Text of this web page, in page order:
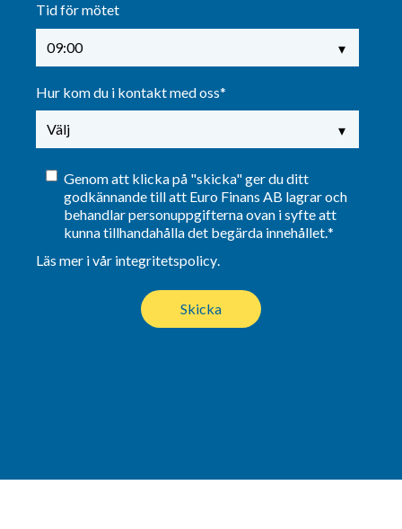
Tid för mötet
Hur kom du i kontakt med oss*
Genom att klicka på "skicka" ger du ditt
godkännande till att Euro Finans AB lagrar och
behandlar personuppgifterna ovan i syfte att
kunna tillhandahålla det begärda innehållet.*
Läs mer i vår integritetspolicy.